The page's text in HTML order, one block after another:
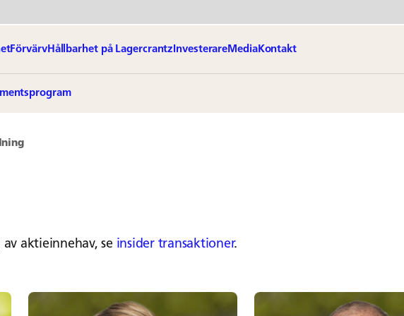
FörvärvHållbarhet på Lagercrantz Investerare MediaKontakt
aktieinnehav, se insider transaktioner.